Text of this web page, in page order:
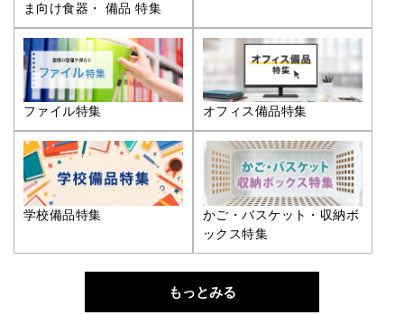
ま向け食器・ 備品 特集
ファイル特集 オフィス備品特集
学校備品特集
かご・バスケット・収納ボ
ックス特集
もっとみる